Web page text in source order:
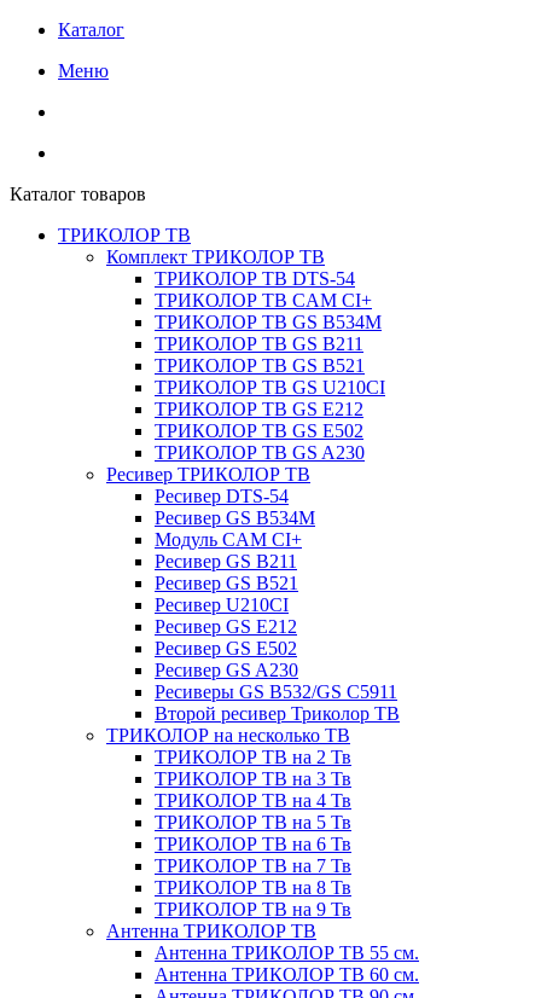
Каталог
Меню
Каталог товаров
ТРИКОЛОР ТВ
Комплект ТРИКОЛОР ТВ
ТРИКОЛОР ТВ DTS-54
ТРИКОЛОР ТВ CAM CI+
ТРИКОЛОР ТВ GS B534M
ТРИКОЛОР ТВ GS B211
ТРИКОЛОР ТВ GS B521
ТРИКОЛОР ТВ GS U210CI
ТРИКОЛОР ТВ GS E212
ТРИКОЛОР ТВ GS E502
ТРИКОЛОР ТВ GS A230
Ресивер ТРИКОЛОР ТВ
Ресивер DTS-54
Ресивер GS B534M
Модуль CAM CI+
Ресивер GS B211
Ресивер GS B521
Ресивер U210CI
Ресивер GS E212
Ресивер GS E502
Ресивер GS A230
Ресиверы GS B532/GS C5911
Второй ресивер Триколор ТВ
ТРИКОЛОР на несколько ТВ
ТРИКОЛОР ТВ на 2 Тв
ТРИКОЛОР ТВ на 3 Тв
ТРИКОЛОР ТВ на 4 Тв
ТРИКОЛОР ТВ на 5 Тв
ТРИКОЛОР ТВ на 6 Тв
ТРИКОЛОР ТВ на 7 Тв
ТРИКОЛОР ТВ на 8 Тв
ТРИКОЛОР ТВ на 9 Тв
Антенна ТРИКОЛОР ТВ
Антенна ТРИКОЛОР ТВ 55 см.
Антенна ТРИКОЛОР ТВ 60 см.